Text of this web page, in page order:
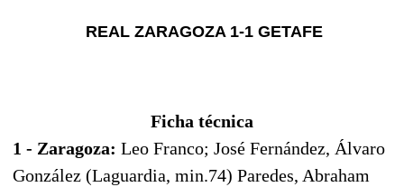
REAL ZARAGOZA 1-1 GETAFE
Ficha técnica
1 - Zaragoza: Leo Franco; José Fernández, Álvaro
González (Laguardia, min.74) Paredes, Abraham